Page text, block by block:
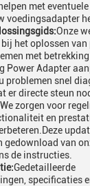
met
voedingsadapter
Onze
het oplossen van
met
Power Adapter
problemen snel
er directe steun
We zorgen voor
en
gedownload van
de instructies.
Gedetailleerde
specificaties